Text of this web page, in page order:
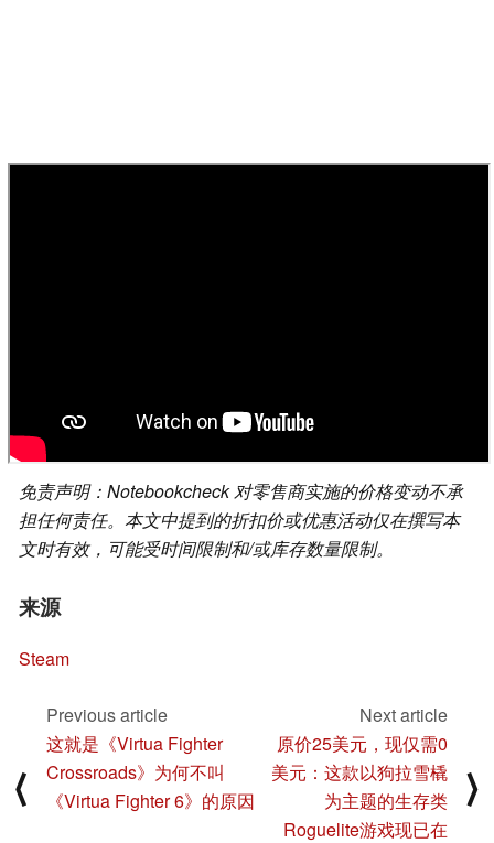
免责声明：Notebookcheck 对零售商实施的价格变动不承
担任何责任。本文中提到的折扣价或优惠活动仅在撰写本
文时有效，可能受时间限制和/或库存数量限制。
来源
Steam
⟨
Previous article
这就是《Virtua Fighter
Crossroads》为何不叫
《Virtua Fighter 6》的原因
Next article
原价25美元，现仅需0
美元：这款以狗拉雪橇
为主题的生存类
Roguelite游戏现已在
⟩